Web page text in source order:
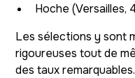
Hoche (Versailles,
Les sélections y sont
rigoureuses tout de
des taux remarquables.